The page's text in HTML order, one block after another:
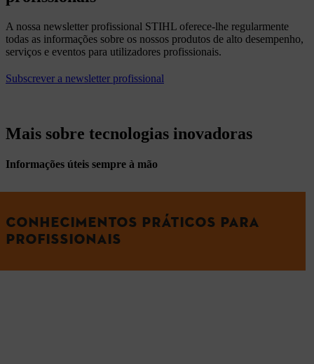
A nossa newsletter profissional STIHL oferece-lhe regularmente
todas as informações sobre os nossos produtos de alto desempenho,
serviços e eventos para utilizadores profissionais.
Subscrever a newsletter profissional
Mais sobre tecnologias inovadoras
Informações úteis sempre à mão
CONHECIMENTOS PRÁTICOS PARA
PROFISSIONAIS